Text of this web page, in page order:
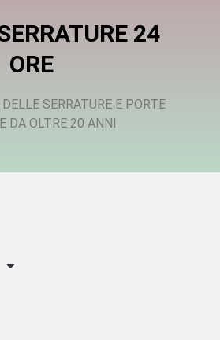
24
ORE
SERRATURE E PORTE
DA OLTRE 20 ANNI